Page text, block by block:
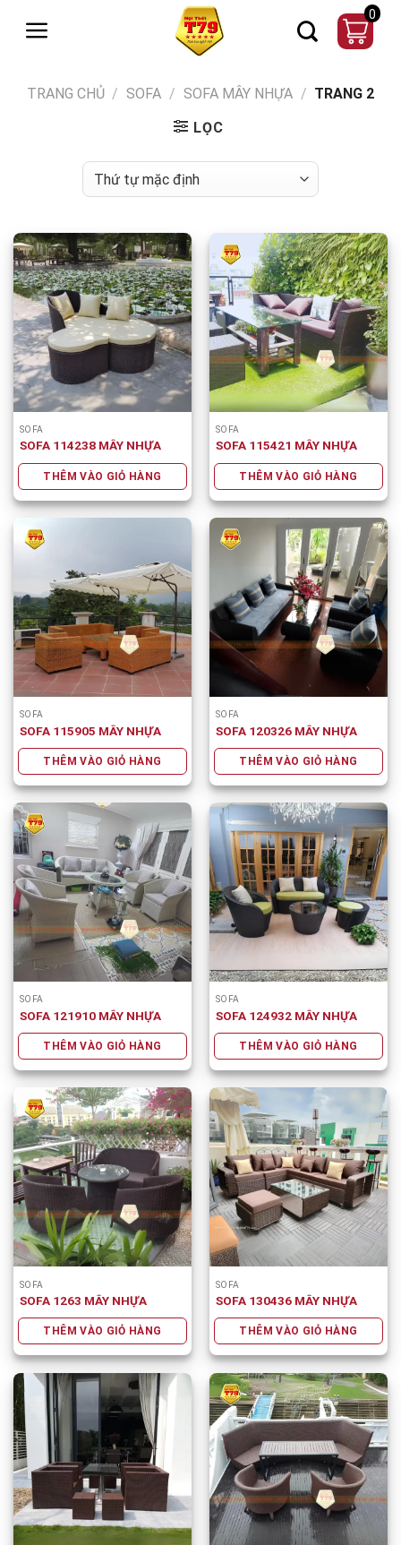
0
TRANG CHỦ / SOFA / SOFA MÂY NHỰA / TRANG 2
LỌC
SOFA
SOFA 114238 MÂY NHỰA
THÊM VÀO GIỎ HÀNG
SOFA
SOFA 115421 MÂY NHỰA
THÊM VÀO GIỎ HÀNG
SOFA
SOFA 115905 MÂY NHỰA
THÊM VÀO GIỎ HÀNG
SOFA
SOFA 120326 MÂY NHỰA
THÊM VÀO GIỎ HÀNG
SOFA
SOFA 121910 MÂY NHỰA
THÊM VÀO GIỎ HÀNG
SOFA
SOFA 124932 MÂY NHỰA
THÊM VÀO GIỎ HÀNG
SOFA
SOFA 1263 MÂY NHỰA
THÊM VÀO GIỎ HÀNG
SOFA
SOFA 130436 MÂY NHỰA
THÊM VÀO GIỎ HÀNG